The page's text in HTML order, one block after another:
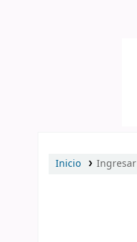
Inicio Ingresar